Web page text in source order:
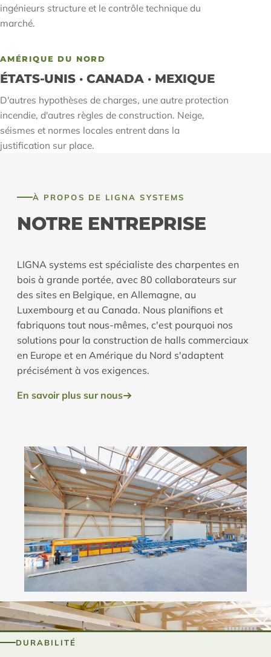
ingénieurs structure et le contrôle technique du
marché.
AMÉRIQUE DU NORD
ÉTATS-UNIS · CANADA · MEXIQUE
D'autres hypothèses de charges, une autre protection
incendie, d'autres règles de construction. Neige,
séismes et normes locales entrent dans la
justification sur place.
À PROPOS DE LIGNA SYSTEMS
NOTRE ENTREPRISE
LIGNA systems est spécialiste des charpentes en
bois à grande portée, avec 80 collaborateurs sur
des sites en Belgique, en Allemagne, au
Luxembourg et au Canada. Nous planifions et
fabriquons tout nous-mêmes, c'est pourquoi nos
solutions pour la construction de halls commerciaux
en Europe et en Amérique du Nord s'adaptent
précisément à vos exigences.
En savoir plus sur nous
DURABILITÉ